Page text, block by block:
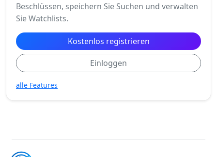
Beschlüssen, speichern Sie Suchen und verwalten
Sie Watchlists.
Kostenlos registrieren
Einloggen
alle Features